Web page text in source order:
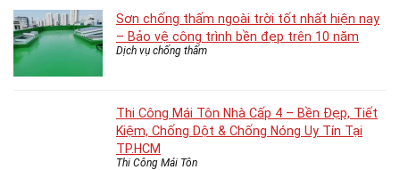
Sơn chống thấm ngoài trời tốt nhất hiện nay
– Bảo vệ công trình bền đẹp trên 10 năm
Dịch vụ chống thấm
Thi Công Mái Tôn Nhà Cấp 4 – Bền Đẹp, Tiết
Kiệm, Chống Dột & Chống Nóng Uy Tín Tại
TP.HCM
Thi Công Mái Tôn